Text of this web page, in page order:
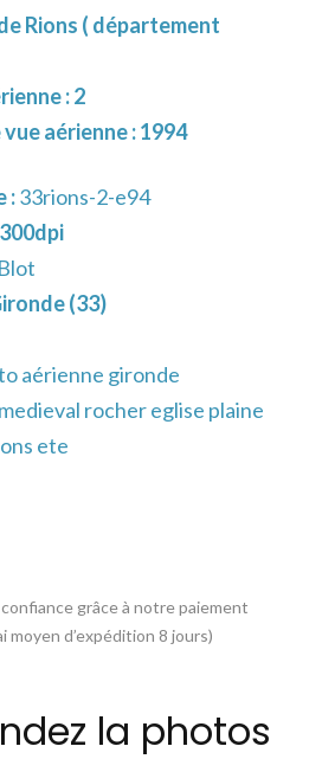
Rions ( département
: 2
aérienne : 1994
:33rions-2-e94
(33)
aérienne gironde
rocher eglise plaine
ete
grâce à notre paiement
moyen d’expédition 8 jours)
la photos